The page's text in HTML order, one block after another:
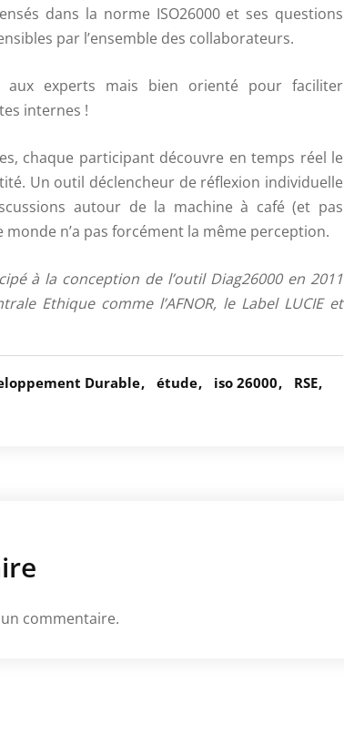
dans la norme ISO26000 et ses questions
par l’ensemble des collaborateurs.
experts mais bien orienté pour faciliter
internes !
chaque participant découvre en temps réel le
Un outil déclencheur de réflexion individuelle
autour de la machine à café (et pas
n’a pas forcément la même perception.
à la conception de l’outil Diag26000 en 2011
Ethique comme l’AFNOR, le Label LUCIE et
Durable étude iso 26000 RSE
commentaire.